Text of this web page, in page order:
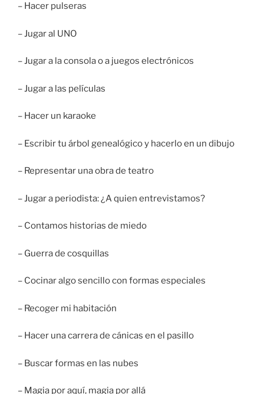
– Hacer pulseras
– Jugar al UNO
– Jugar a la consola o a juegos electrónicos
– Jugar a las películas
– Hacer un karaoke
– Escribir tu árbol genealógico y hacerlo en un dibujo
– Representar una obra de teatro
– Jugar a periodista: ¿A quien entrevistamos?
– Contamos historias de miedo
– Guerra de cosquillas
– Cocinar algo sencillo con formas especiales
– Recoger mi habitación
– Hacer una carrera de cánicas en el pasillo
– Buscar formas en las nubes
– Magia por aquí, magia por allá